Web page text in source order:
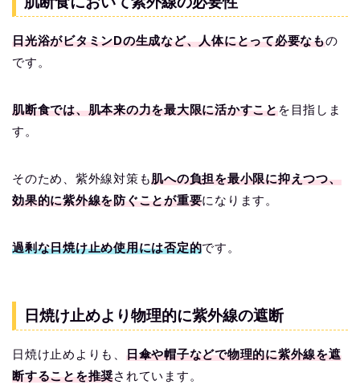
日光浴がビタミンDの生成など、人体にとって必要なもの
です。
肌断食では、肌本来の力を最大限に活かすことを目指しま
す。
そのため、紫外線対策も肌への負担を最小限に抑えつつ、
効果的に紫外線を防ぐことが重要になります。
過剰な日焼け止め使用には否定的です。
日焼け止めより物理的に紫外線の遮断
日焼け止めよりも、 日傘や帽子などで物理的に紫外線を遮
断することを推奨されています。